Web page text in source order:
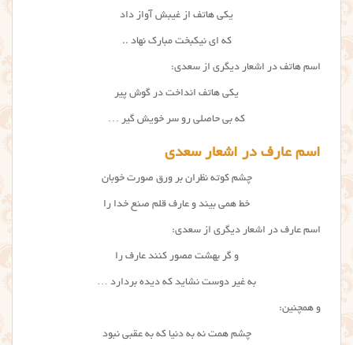
یکی هاتف از غیبش آواز داد
که ای نیکبخت مبارک نهاد ..
اسم هاتف در اشعار دیگری از سعدی:
یکی هاتف انداخت در گوش پیر
که بی حاصلی رو سر خویش گیر …
اسم عارف در اشعار سعدی
چشم کوته نظران بر ورق صورت خوبان
خط همی بیند و عارف قلم صنع خدا را
اسم عارف در اشعار دیگری از سعدی:
و گر بهشت مصور کنند عارف را
به غیر دوست نشاید که دیده بردارد …
و همچنین:
چشم همت نه به دنیا که به عقبی نبود